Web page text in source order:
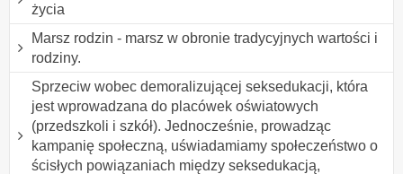
życia
Marsz rodzin - marsz w obronie tradycyjnych wartości i
rodziny.
Sprzeciw wobec demoralizującej seksedukacji, która
jest wprowadzana do placówek oświatowych
(przedszkoli i szkół). Jednocześnie, prowadząc
kampanię społeczną, uświadamiamy społeczeństwo o
ścisłych powiązaniach między seksedukacją,